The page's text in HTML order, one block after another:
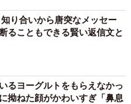
知り合いから唐突なメッセー
ることもできる賢い返信文と
るヨーグルトをもらえなかっ
拗ねた顔がかわいすぎ「鼻息